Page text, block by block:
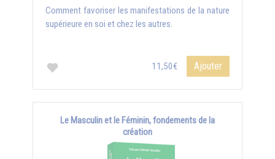
Comment favoriser les manifestations de la nature
supérieure en soi et chez les autres.
11,50€ Ajouter
Le Masculin et le Féminin, fondements de la
création